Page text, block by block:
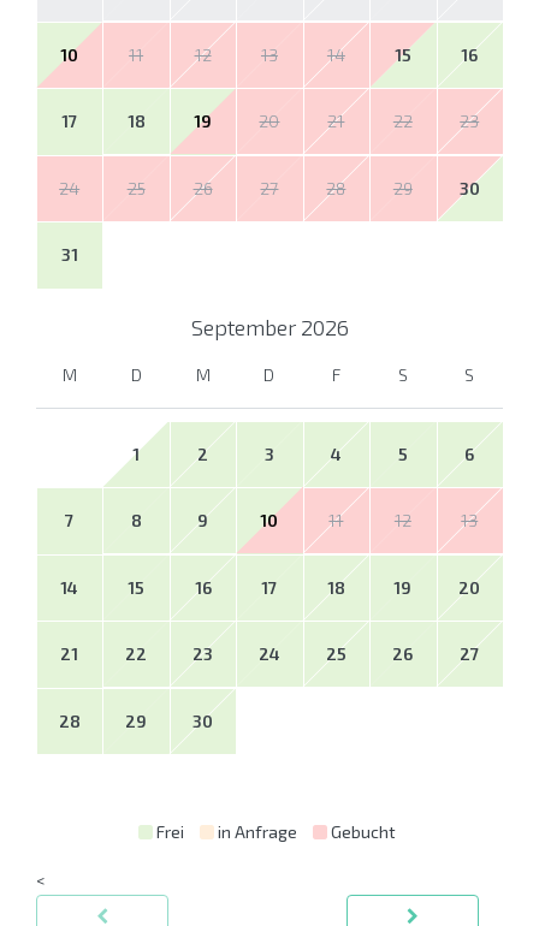
10 11 12 13 14 15 16
17 18 19 20 21 22 23
24 25 26 27 28 29 30
31
September 2026
M D M D F S S
1 2 3 4 5 6
7 8 9 10 11 12 13
14 15 16 17 18 19 20
21 22 23 24 25 26 27
28 29 30
Frei in Anfrage Gebucht
<